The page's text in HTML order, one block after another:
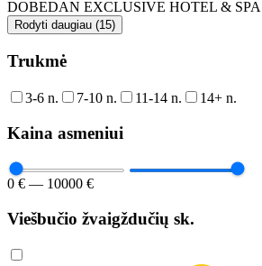
DOBEDAN EXCLUSIVE HOTEL & SPA
Rodyti daugiau (15)
Trukmė
3-6 n. 7-10 n. 11-14 n. 14+ n.
Kaina asmeniui
0 € — 10000 €
Viešbučio žvaigždučių sk.